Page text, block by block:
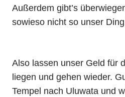
Außerdem gibt’s
sowieso nicht so unser
Also lassen unser Geld für
liegen und gehen wieder.
Tempel nach Uluwata und